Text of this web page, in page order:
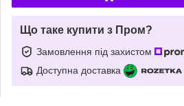
Що таке купити з Пром?
Замовлення під захистом
Доступна доставка